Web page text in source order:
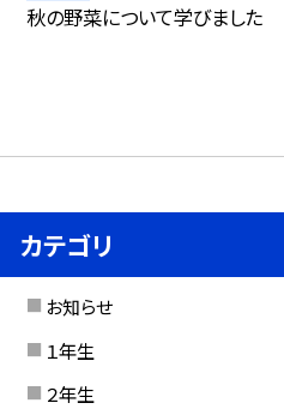
秋の野菜について学びました
カテゴリ
お知らせ
１年生
２年生